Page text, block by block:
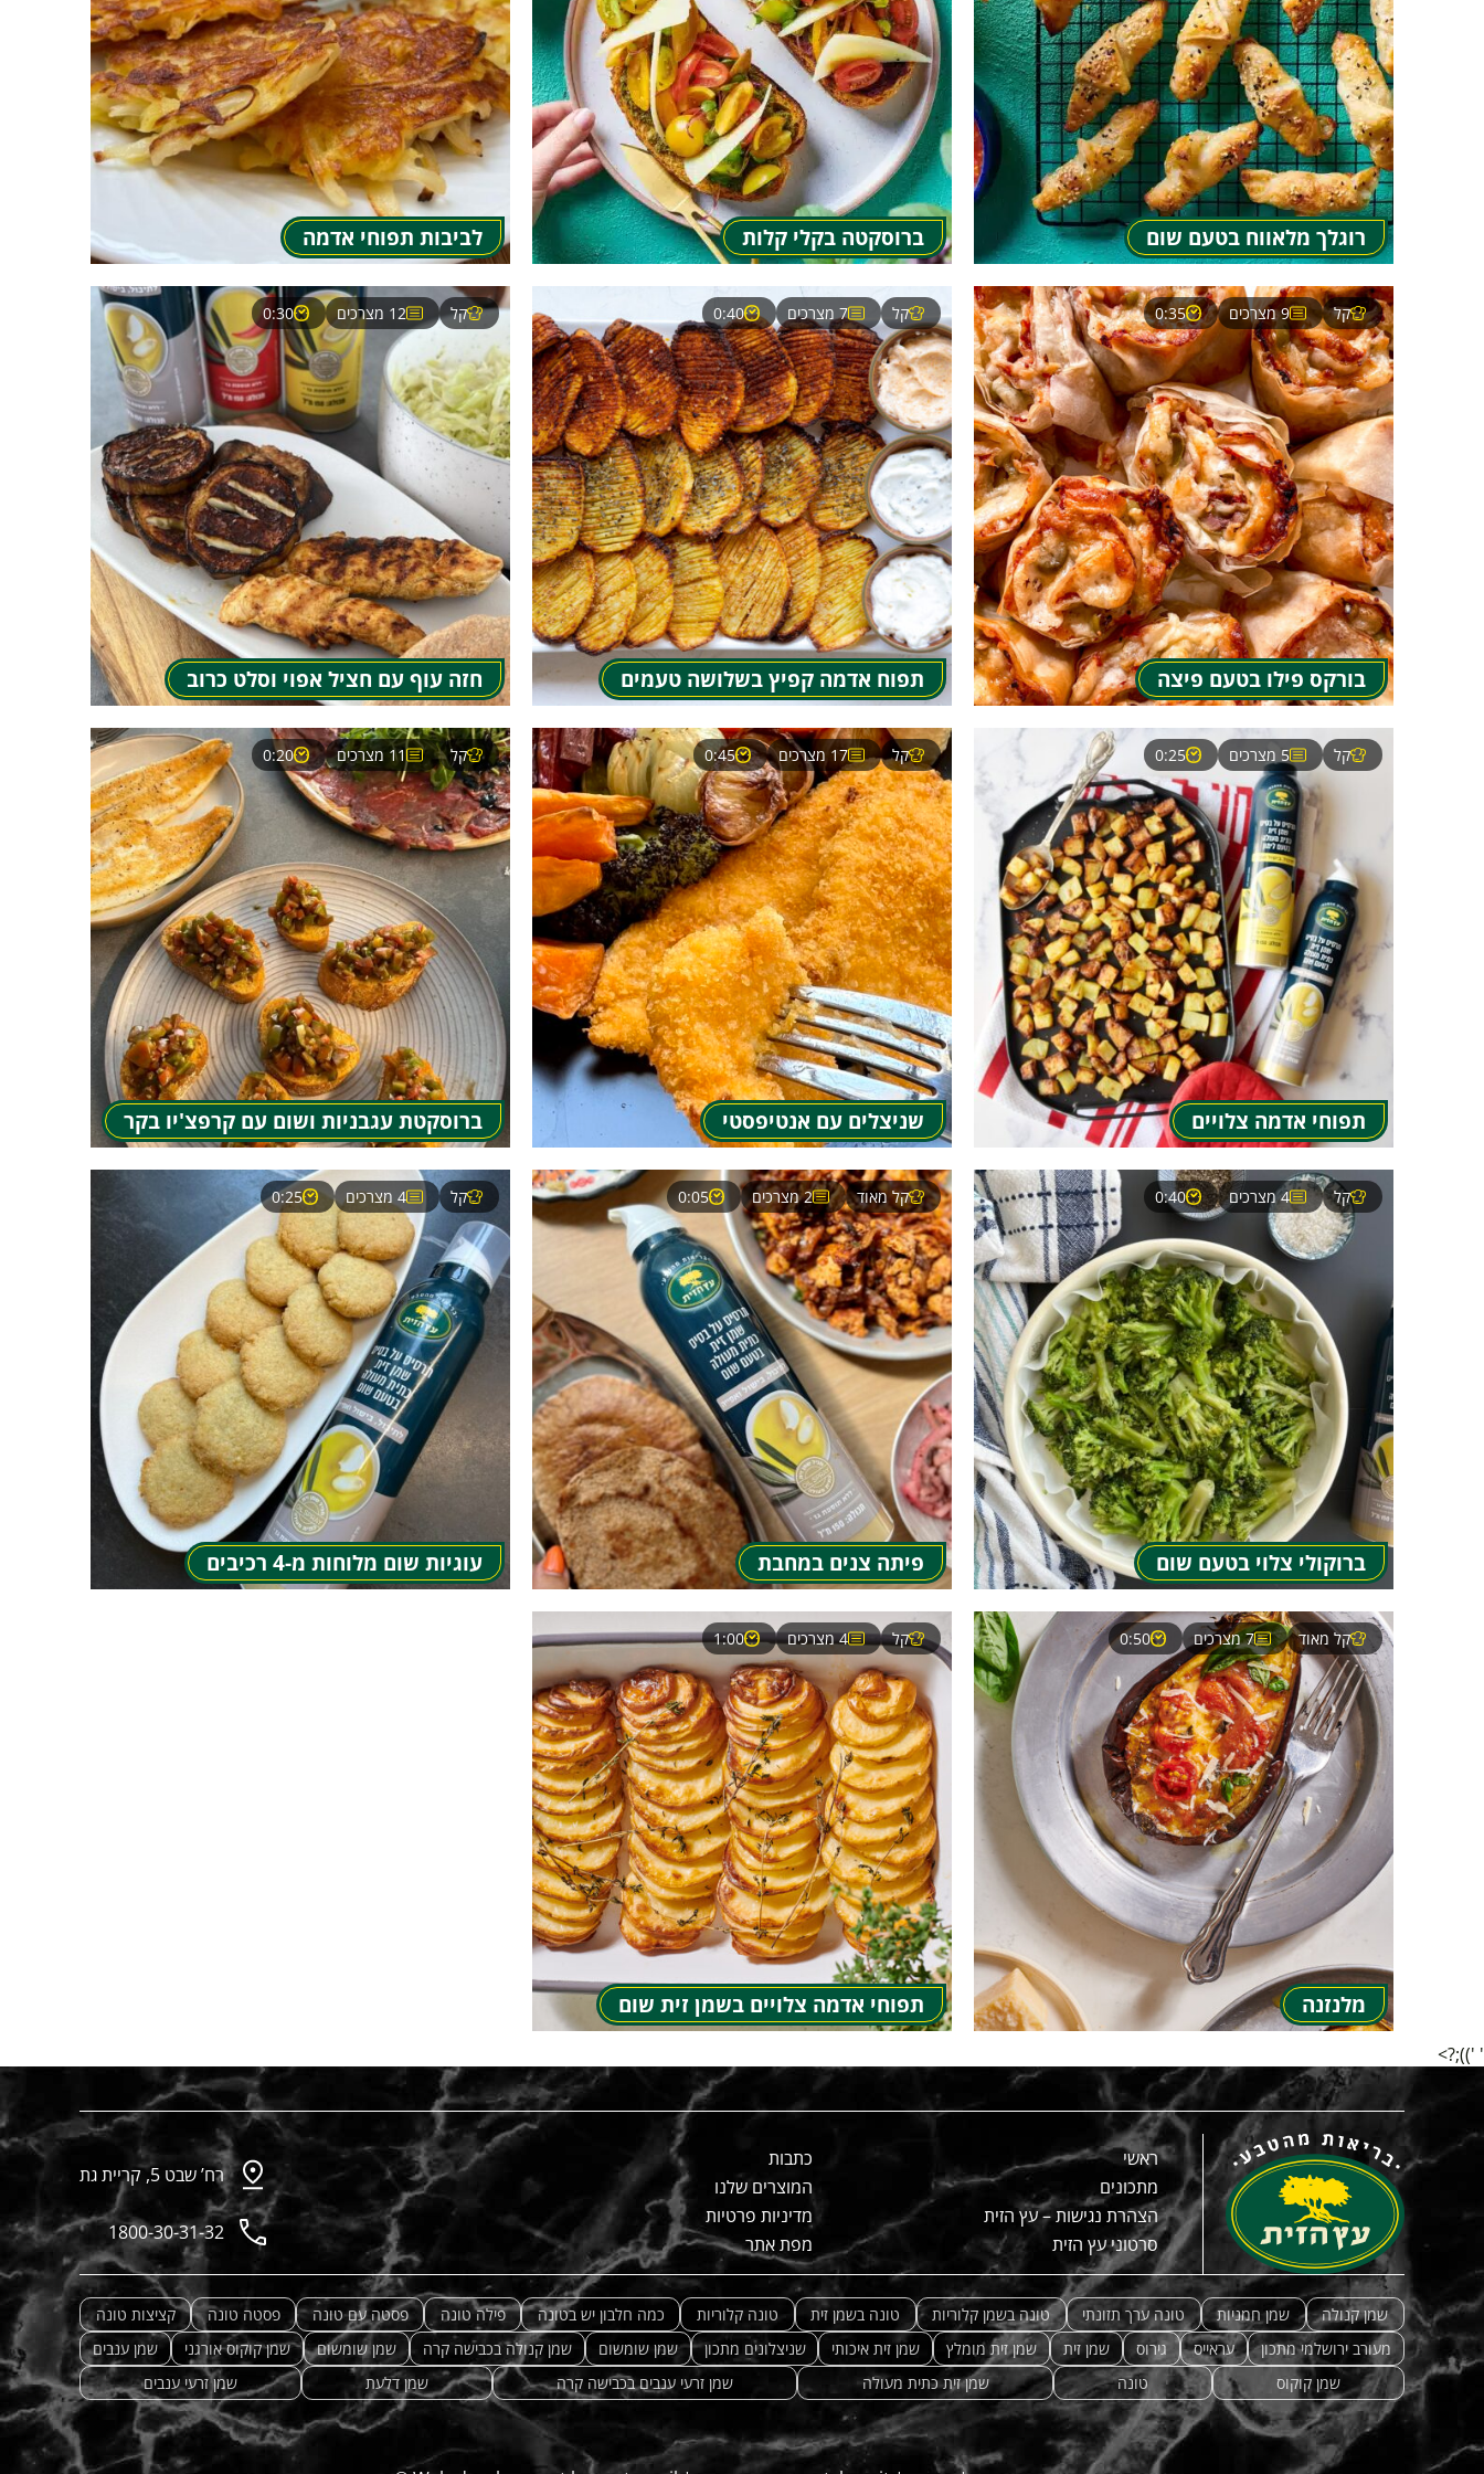
רוגלך מלאווח בטעם שום ברוסקטה בקלי קלות לביבות תפוחי אדמה
בורקס פילו בטעם פיצה
קל 9 מצרכים 0:35
תפוח אדמה קפיץ בשלושה טעמים
קל 7 מצרכים 0:40
חזה עוף עם חציל אפוי וסלט כרוב
קל 12 מצרכים 0:30
תפוחי אדמה צלויים
קל 5 מצרכים 0:25
שניצלים עם אנטיפסטי
קל 17 מצרכים 0:45
ברוסקטת עגבניות ושום עם קרפצ'יו בקר
קל 11 מצרכים 0:20
ברוקולי צלוי בטעם שום
קל 4 מצרכים 0:40
פיתה צנים במחבת
קל מאוד 2 מצרכים 0:05
עוגיות שום מלוחות מ-4 רכיבים
קל 4 מצרכים 0:25
מלנזנה
קל מאוד 7 מצרכים 0:50
תפוחי אדמה צלויים בשמן זית שום
קל 4 מצרכים 1:00
' '));?>
ראשי
כתבות
מתכונים
המוצרים שלנו
הצהרת נגישות – עץ הזית
מדיניות פרטיות
סרטוני עץ הזית
מפת אתר
רח’ שבט 5, קריית גת
1800-30-31-32
שמן קנולה שמן חמניות טונה ערך תזונתי טונה בשמן קלוריות טונה בשמן זית טונה קלוריות כמה חלבון יש בטונה פילה טונה פסטה עם טונה פסטה טונה
קציצות טונה
מעורב ירושלמי מתכון
עראייס גירוס שמן זית שמן זית מומלץ שמן זית איכותי שניצלונים מתכון שמן שומשום שמן קנולה בכבישה קרה שמן שומשום שמן קוקוס אורגני
שמן ענבים
שמן קוקוס
טונה שמן זית כתית מעולה שמן זרעי ענבים בכבישה קרה שמן דלעת שמן זרעי ענבים